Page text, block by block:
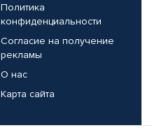
Политика
конфиденциальности
Согласие на получение
рекламы
О нас
Карта сайта